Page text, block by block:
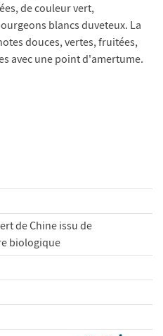
de couleur vert,
blancs duveteux. La
douces, vertes, fruitées,
avec une point d'amertume.
de Chine issu de
biologique